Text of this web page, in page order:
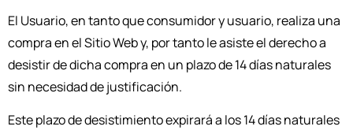
El Usuario, en tanto que consumidor y usuario, realiza una
compra en el Sitio Web y, por tanto le asiste el derecho a
desistir de dicha compra en un plazo de 14 días naturales
sin necesidad de justificación.
Este plazo de desistimiento expirará a los 14 días naturales